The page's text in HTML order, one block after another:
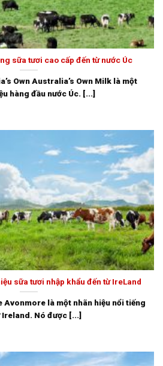
sữa tươi cao cấp đến từ nước Úc
Own Australia’s Own Milk là một
hàng đầu nước Úc. [...]
sữa tươi nhập khẩu đến từ IreLand
Avonmore là một nhãn hiệu nổi tiếng
Ireland. Nó được [...]